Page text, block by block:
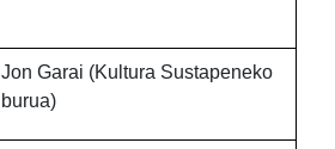
Jon Garai (Kultura Sustapeneko
burua)